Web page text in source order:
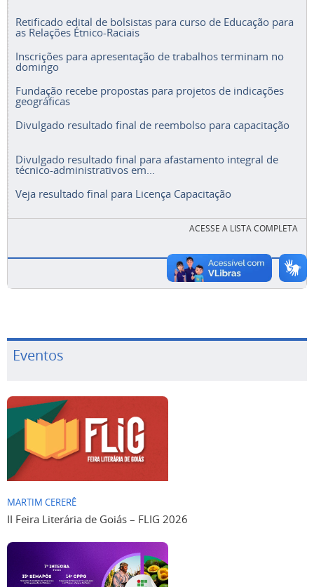
Retificado edital de bolsistas para curso de Educação para
as Relações Étnico-Raciais
Inscrições para apresentação de trabalhos terminam no
domingo
Fundação recebe propostas para projetos de indicações
geográficas
Divulgado resultado final de reembolso para capacitação
Divulgado resultado final para afastamento integral de
técnico-administrativos em...
Veja resultado final para Licença Capacitação
ACESSE A LISTA COMPLETA
Eventos
MARTIM CERERÊ
II Feira Literária de Goiás – FLIG 2026